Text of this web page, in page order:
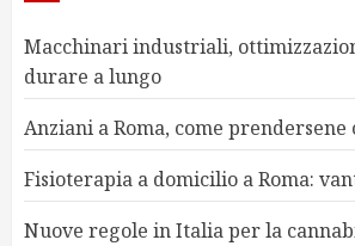
Macchinari industriali,
durare a lungo
Anziani a Roma, come prendersene
Fisioterapia a domicilio a Roma:
Nuove regole in Italia per la